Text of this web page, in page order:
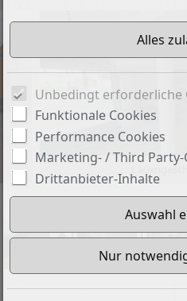
Unbedingt erforderliche
Funktionale Cookies
Performance Cookies
Marketing- / Third Party-
Drittanbieter-Inhalte